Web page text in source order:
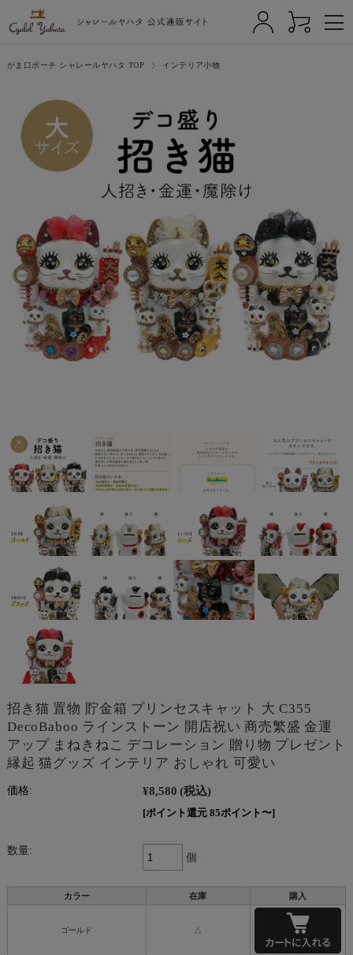
がま口ポーチ シャレールヤハタ TOP インテリア小物
招き猫 置物 貯金箱 プリンセスキャット 大 C355
DecoBaboo ラインストーン 開店祝い 商売繁盛 金運
アップ まねきねこ デコレーション 贈り物 プレゼント
縁起 猫グッズ インテリア おしゃれ 可愛い
価格: ¥8,580 (税込)
[ポイント還元 85ポイント〜]
数量:
個
カラー 在庫 購入
ゴールド △